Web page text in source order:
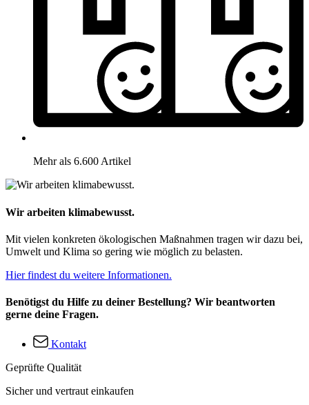
Mehr als 6.600 Artikel
Wir arbeiten klimabewusst.
Mit vielen konkreten ökologischen Maßnahmen tragen wir dazu bei,
Umwelt und Klima so gering wie möglich zu belasten.
Hier findest du weitere Informationen.
Benötigst du Hilfe zu deiner Bestellung? Wir beantworten
gerne deine Fragen.
Kontakt
Geprüfte Qualität
Sicher und vertraut einkaufen